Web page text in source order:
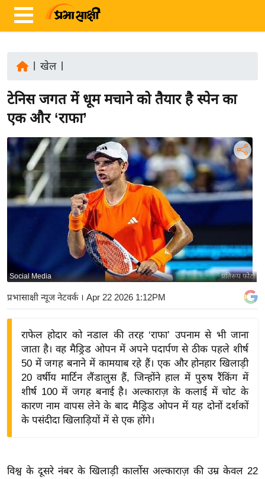
ज़ा
ख
ब
र
ष्ट्री
य
ष्ट्री
य
बि
ज़
द्यो
शे
खेल|
टेनिस जगत में धूम मचाने को तैयार है स्पेन का
एक और ‘राफा’
प्रतिरूप फोटो
Social Media
प्रभासाक्षी न्यूज नेटवर्क। Apr 22 2026 1:12PM
राफेल होदार को नडाल की तरह ‘राफा’ उपनाम से भी जाना
जाता है। वह मैड्रिड ओपन में अपने पदार्पण से ठीक पहले शीर्ष
50 में जगह बनाने में कामयाब रहे हैं। एक और होनहार खिलाड़ी
20 वर्षीय मार्टिन लैंडालुस हैं, जिन्होंने हाल में पुरुष रैंकिंग में
शीर्ष 100 में जगह बनाई है। अल्काराज़ के कलाई में चोट के
कारण नाम वापस लेने के बाद मैड्रिड ओपन में यह दोनों दर्शकों
के पसंदीदा खिलाड़ियों में से एक होंगे।
विश्व के दूसरे नंबर के खिलाड़ी कार्लोस अल्काराज़ की उम्र केवल 22